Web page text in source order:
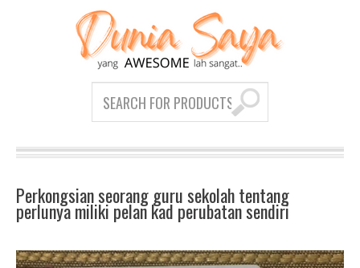
Perkongsian seorang guru sekolah tentang
perlunya miliki pelan kad perubatan sendiri